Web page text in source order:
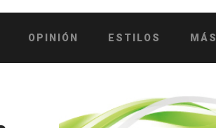
OPINIÓN ESTILOS MÁS